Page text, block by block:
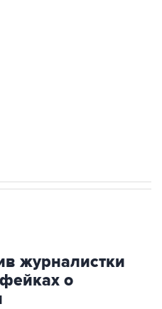
журналистки
о
- Против